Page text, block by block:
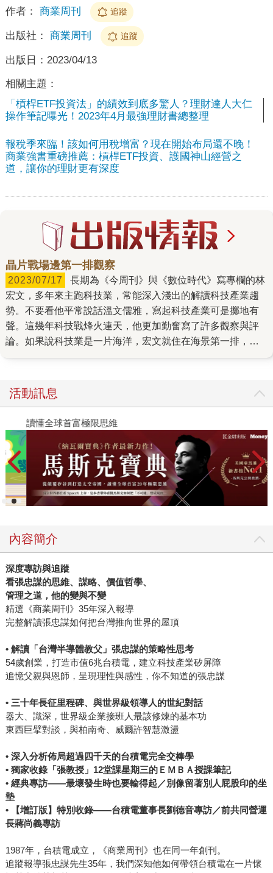
作者： 商業周刊 追蹤
出版社： 商業周刊 追蹤
出版日： 2023/04/13
相關主題：
「槓桿ETF投資法」的績效到底多驚人？理財達人大仁
操作筆記曝光！2023年4月最強理財書總整理
報稅季來臨！該如何用稅增富？現在開始布局還不晚！
商業強書重磅推薦：槓桿ETF投資、護國神山經營之
道，讓你的理財更有深度
晶片戰場邊第一排觀察
2023/07/17
宏文，多年來主跑科技業，常能深入淺出的解讀科技產業趨
勢。不要看他平常說話溫文儒雅，寫起科技產業可是擲地有
聲。這幾年科技戰烽火連天，他更加勤奮寫了許多觀察與評
論。如果說科技業是一片海洋，宏文就住在海景第一排，且
的外文書後，很想聽聽台灣產業的觀點。於是我跟宏文說，
台積電在台灣，世界半導體重鎮在台灣，晶片戰焦點也在台
灣，台灣人此刻關心未來的發展，世界也想搞懂為什麼台積
電這麼強，為什麼半導體在台灣這麼成功，當然更重要的
是：這場牽動全球高科技產業的晶片戰爭，最後會鹿死誰
手？ 於是我問宏文，要不要把這些年近距離的觀察，以及從
台灣產業出發的觀點較完整的整理出來。他說正好，日本好
友野島剛告訴他，日本人現在很關注台積電，很想知道來自
台灣的半導體巨人，為什麼會如此成功，建議他為日本讀者
調整方向後，展開了這部中、日版同步進行的寫作計畫。半
年多來，宏文開始整理採訪筆記，擬大綱，構思與採訪，最
後完成了這本《晶片島上的光芒》。 交大念理工出身的宏
文，寫科技業有種「淺白感」。複雜的半導體工序，你死我
活的技術競逐，在他筆下一一化作發人深省的小故事。 多數
財經書籍的閱讀者，對高科技與半導體，不會太陌生，但肯
定不敢說全懂，宏文這本書並沒有像百科全書那樣涵蓋一
切，也沒有鉅細靡遺的講述整部半導體發展歷史，但是卻很
巧妙的填補了讀者這些年來許多知識與記憶的空隙。創辦
91app的何英祈說他也有同感。他當然知道台積電強，卻是看
執行長程世嘉也說，「以客為尊」一直是他創業以來所秉持
的企業核心價值，讀了這本書才知道，原來早在多年前張忠
謀創辦台積電時，也同樣重視「以客為尊」。 這就是為什麼
第一次拿到稿子，我幾乎一口氣讀完。喔，原來晶片是這樣
訂價的，原來智財權是這樣管理的，原來台積電董事會是這
樣開的，原來三星曾有那麼可惡的「滅台計畫」，原來曹興
誠搞「五合一」有這麼戲劇化的過程。 一個個像這樣的晶片
島小故事讀下來，我竟然懂了台灣半導體發展歷程、張忠謀
的策略與管理觀念，以及這座晶片島，為什麼如此光芒耀
活動訊息
讀懂全球首富極限思維
內容簡介
深度專訪與追蹤
看張忠謀的思維、謀略、價值哲學、
管理之道，他的變與不變
精選《商業周刊》35年深入報導
完整解讀張忠謀如何把台灣推向世界的屋頂
• 解讀「台灣半導體教父」張忠謀的策略性思考
54歲創業，打造市值6兆台積電，建立科技產業矽屏障
追憶父親與恩師，呈現理性與感性，你不知道的張忠謀
• 三十年長征里程碑、與世界級領導人的世紀對話
器大、識深，世界級企業接班人最該修煉的基本功
東西巨擘對談，與柏南奇、威爾許智慧激盪
• 深入分析佈局超過四千天的台積電完全交棒學
• 獨家收錄「張教授」12堂課星期三的ＥＭＢＡ授課筆記
• 經典專訪—―最壞發生時也要輸得起／別像留著別人屁股印的坐
墊
• 【增訂版】特別收錄—―台積電董事長劉德音專訪／前共同營運
長蔣尚義專訪
1987年，台積電成立，《商業周刊》也在同一年創刊。
追蹤報導張忠謀先生35年，我們深知他如何帶領台積電在一片懷